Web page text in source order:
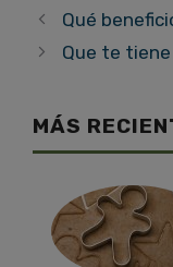
Qué
Que te
MÁS